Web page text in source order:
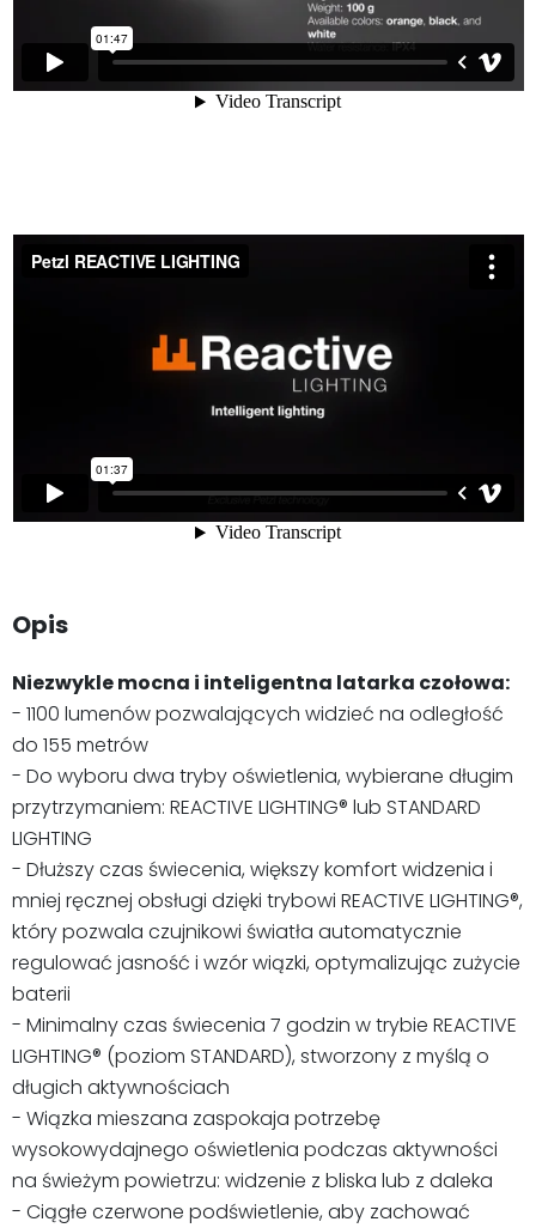
Opis
Niezwykle mocna i inteligentna latarka czołowa:
- 1100 lumenów pozwalających widzieć na odległość
do 155 metrów
- Do wyboru dwa tryby oświetlenia, wybierane długim
przytrzymaniem: REACTIVE LIGHTING® lub STANDARD
LIGHTING
- Dłuższy czas świecenia, większy komfort widzenia i
mniej ręcznej obsługi dzięki trybowi REACTIVE LIGHTING®,
który pozwala czujnikowi światła automatycznie
regulować jasność i wzór wiązki, optymalizując zużycie
baterii
- Minimalny czas świecenia 7 godzin w trybie REACTIVE
LIGHTING® (poziom STANDARD), stworzony z myślą o
długich aktywnościach
- Wiązka mieszana zaspokaja potrzebę
wysokowydajnego oświetlenia podczas aktywności
na świeżym powietrzu: widzenie z bliska lub z daleka
- Ciągłe czerwone podświetlenie, aby zachować